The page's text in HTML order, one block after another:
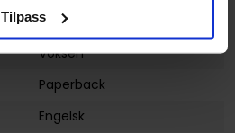
Tilpass
2
Voksen
Paperback
Engelsk